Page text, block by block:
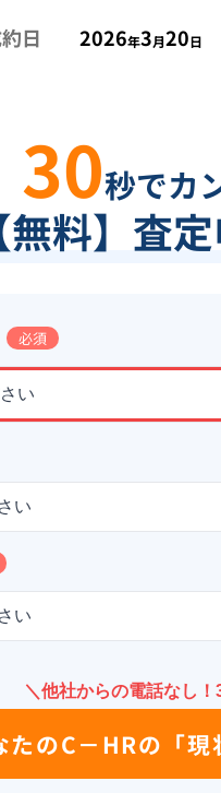
日 2026年3月20日
30秒でカ
無料】査
必須
い
い
い
＼他社からの電話なし！
たのC－HRの 「